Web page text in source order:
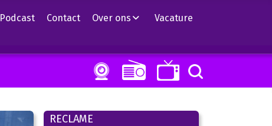
Podcast Contact Over ons Vacature
RECLAME